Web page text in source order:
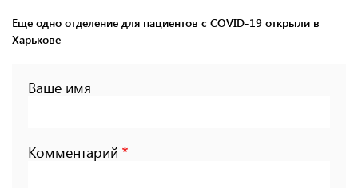
Еще одно отделение для пациентов с COVID-19 открыли в
Харькове
Ваше имя
Комментарий